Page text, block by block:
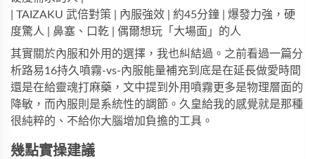
TAIZAKU 武倍對策 | 內服強效 | 約45分鐘 | 爆發力強，硬
度驚人 | 鼻塞、口乾 | 偶爾想玩「大場面」的人
其實關於內服和外用的選擇，我也糾結過。之前看過一篇分
析路易16持久噴霧-vs-內服能量補充到底是在延長做愛時間
還是在給靈魂打麻藥，文中提到外用噴霧更多是物理層面的
降敏，而內服則是系統性的調節。久皇給我的感覺就是那種
很純粹的、不給你大腦增加負擔的工具。
幾點實操建議